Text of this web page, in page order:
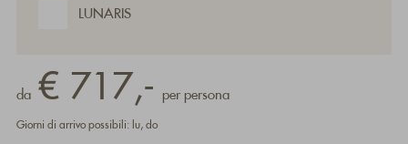
LUNARIS
da € 717,- per persona
Giorni di arrivo possibili: lu, do